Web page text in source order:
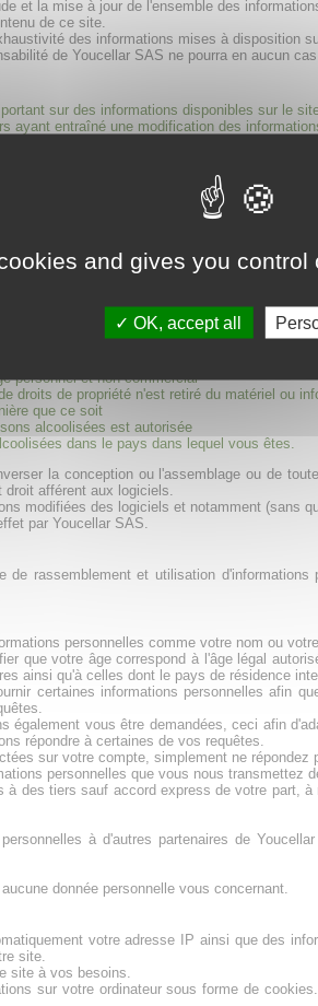
et la mise à jour de l'ensemble des
de ce site.
des informations mises à disposition
de Youcellar SAS ne pourra en aucun
sur des informations disponibles sur le
ayant entraîné une modification des
qu'en soient les causes, origines, natures
directement ou indirectement de ce dernier.
site soit exempt de virus ou qu'il puisse
quelconque pouvant se produire lors de la
ci peuvent contenir des informations
documents contenus dans le site et
regard des droits de propriété intellectuelle.
d'information pour un usage personnel et
qui est contenu sur ce Site est subordonné
personnel et non commercial
droits de propriété n'est retiré du matériel ou
que ce soit
alcoolisées est autorisée
dans le pays dans lequel vous êtes.
la conception ou l'assemblage ou de
afférent aux logiciels.
modifiées des logiciels et notamment (sans
par Youcellar SAS.
de rassemblement et utilisation
personnelles comme votre nom ou
que votre âge correspond à l'âge légal
ainsi qu'à celles dont le pays de résidence
certaines informations personnelles afin
également vous être demandées, ceci afin
répondre à certaines de vos requêtes.
sur votre compte, simplement ne répondez
personnelles que vous nous transmettez
des tiers sauf accord express de votre
à d'autres partenaires de
donnée personnelle vous concernant.
votre adresse IP ainsi que des
site.
site à vos besoins.
sur votre ordinateur sous forme de
and gives you
OK, accept all